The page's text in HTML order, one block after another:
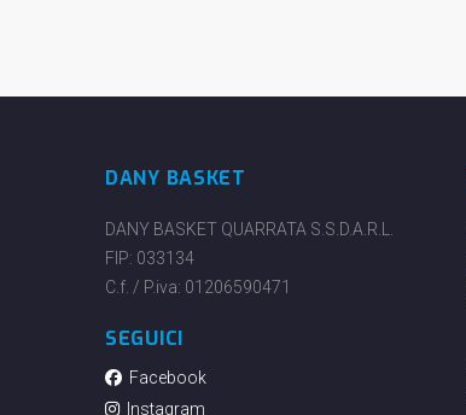
DANY BASKET
DANY BASKET QUARRATA S.S.D.A.R.L.
FIP: 033134
C.f. / P.iva: 01206590471
SEGUICI
Facebook
Instagram